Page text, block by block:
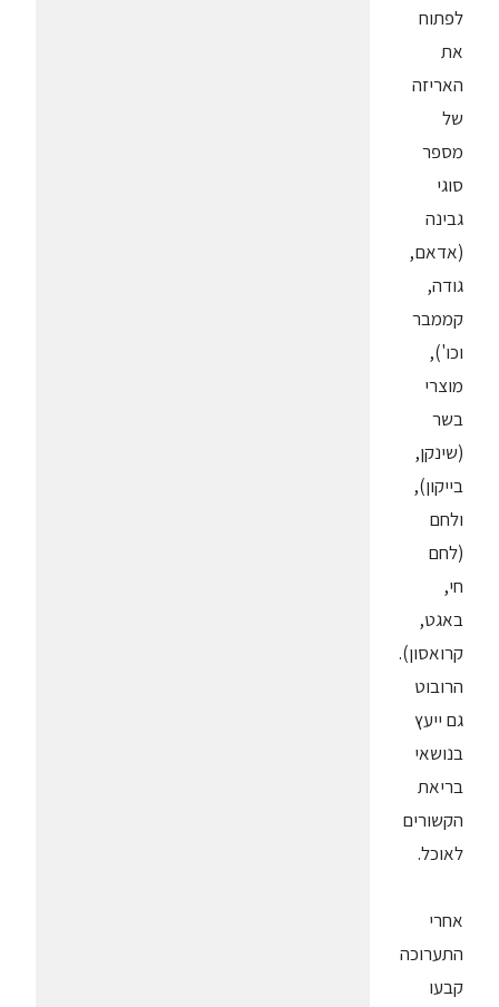
לפתוח
את
האריזה
של
מספר
סוגי
גבינה
(אדאם,
גודה,
קממבר
וכו'),
מוצרי
בשר
(שינקן,
בייקון),
ולחם
(לחם
חי,
באגט,
קרואסון).
הרובוט
גם ייעץ
בנושאי
בריאת
הקשורים
לאוכל.
אחרי
התערוכה
קבעו